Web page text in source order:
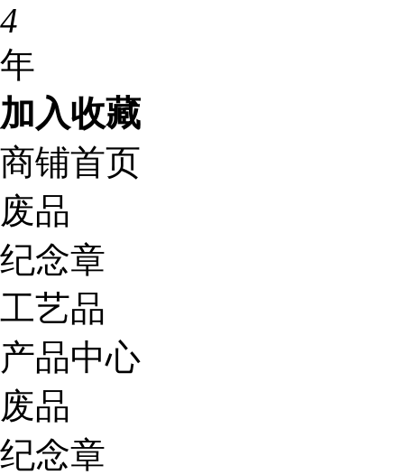
4
年
加入收藏
商铺首页
废品
纪念章
工艺品
产品中心
废品
纪念章